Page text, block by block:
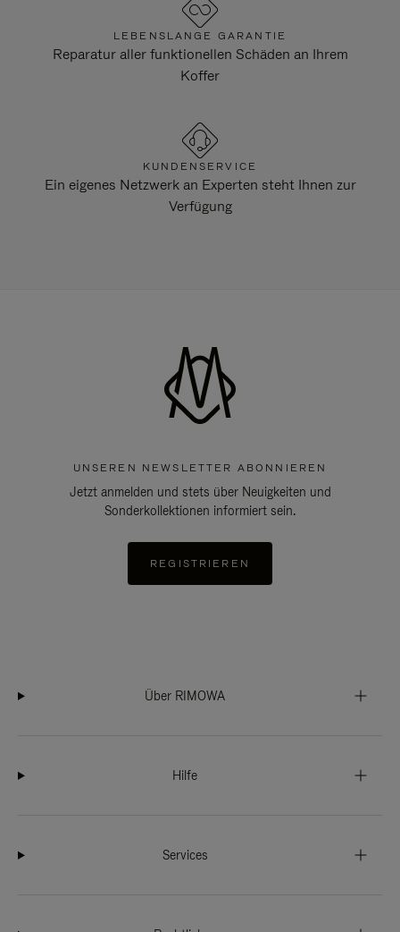
LEBENSLANGE GARANTIE
Reparatur aller funktionellen Schäden an Ihrem
Koffer
KUNDENSERVICE
Ein eigenes Netzwerk an Experten steht Ihnen zur
Verfügung
UNSEREN NEWSLETTER ABONNIEREN
Jetzt anmelden und stets über Neuigkeiten und
Sonderkollektionen informiert sein.
REGISTRIEREN
Über RIMOWA
Hilfe
Services